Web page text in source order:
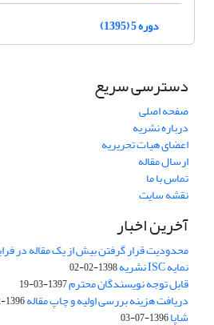
دوره 5 (1395)
دسترسی سریع
صفحه اصلی
درباره نشریه
اعضای هیات تحریریه
ارسال مقاله
تماس با ما
نقشه سایت
آخرین اخبار
محدودیت قرار گرفتن بیش از یک مقاله در
نمایه ISC نشریه 1398-02-02
قابل توجه نویسندگان محترم1397-03-19
دریافت هزینه بررسی اولیه و چاپ مقاله1396-12-06
شاپا1396-07-03